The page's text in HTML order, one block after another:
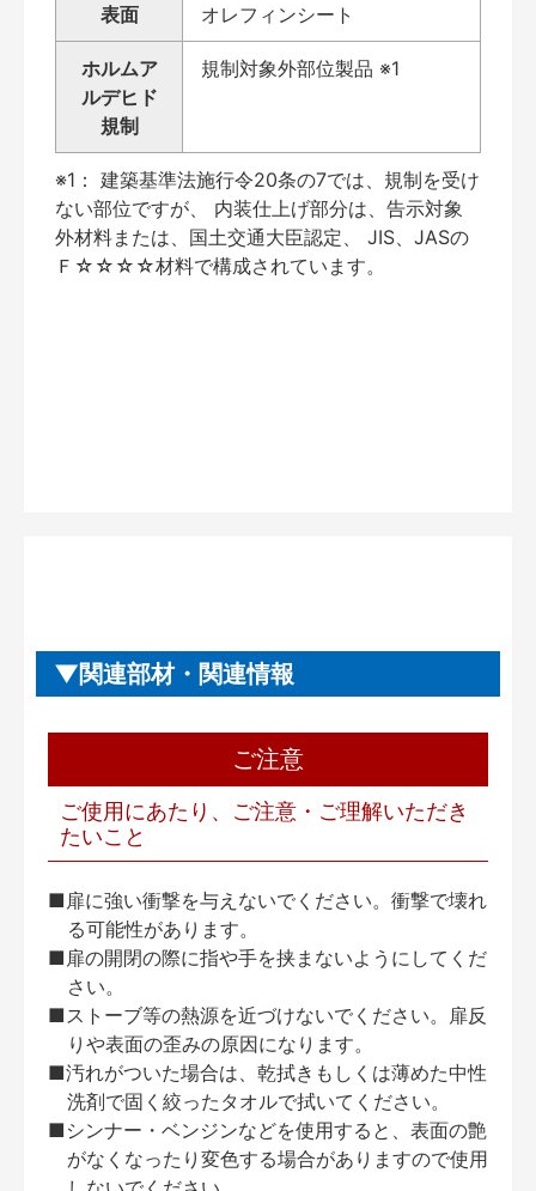
表面 オレフィンシート
ホルムア
ルデヒド
規制
規制対象外部位製品 ※1
※1： 建築基準法施行令20条の7では、規制を受け
ない部位ですが、 内装仕上げ部分は、告示対象
外材料または、国土交通大臣認定、 JIS、JASの
Ｆ☆☆☆☆材料で構成されています。
関連部材・関連情報
ご注意
ご使用にあたり、ご注意・ご理解いただき
たいこと
■扉に強い衝撃を与えないでください。衝撃で壊れ
る可能性があります。
■扉の開閉の際に指や手を挟まないようにしてくだ
さい。
■ストーブ等の熱源を近づけないでください。扉反
りや表面の歪みの原因になります。
■汚れがついた場合は、乾拭きもしくは薄めた中性
洗剤で固く絞ったタオルで拭いてください。
■シンナー・ベンジンなどを使用すると、表面の艶
がなくなったり変色する場合がありますので使用